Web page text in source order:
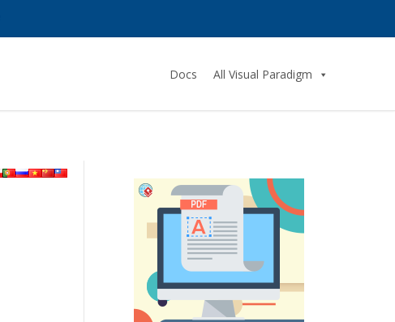
Docs All Visual Paradigm